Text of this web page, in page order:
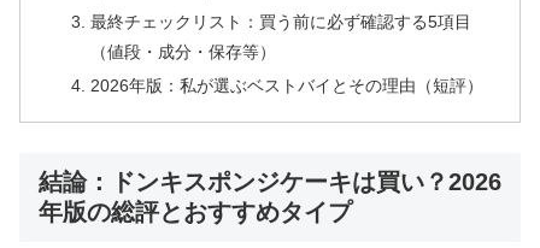
最終チェックリスト：買う前に必ず確認する5項目
（値段・成分・保存等）
2026年版：私が選ぶベストバイとその理由（短評）
結論：ドンキスポンジケーキは買い？2026
年版の総評とおすすめタイプ